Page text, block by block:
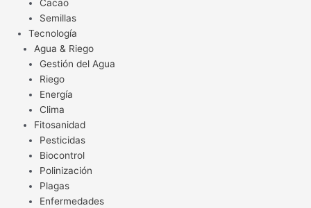
Cacao
Semillas
Tecnología
Agua & Riego
Gestión del Agua
Riego
Energía
Clima
Fitosanidad
Pesticidas
Biocontrol
Polinización
Plagas
Enfermedades